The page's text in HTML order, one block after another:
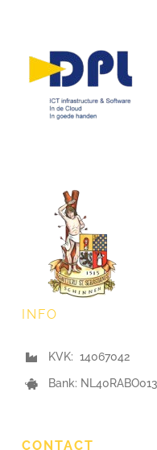
CONTACT
INFO
KVK: 14067042
Bank: